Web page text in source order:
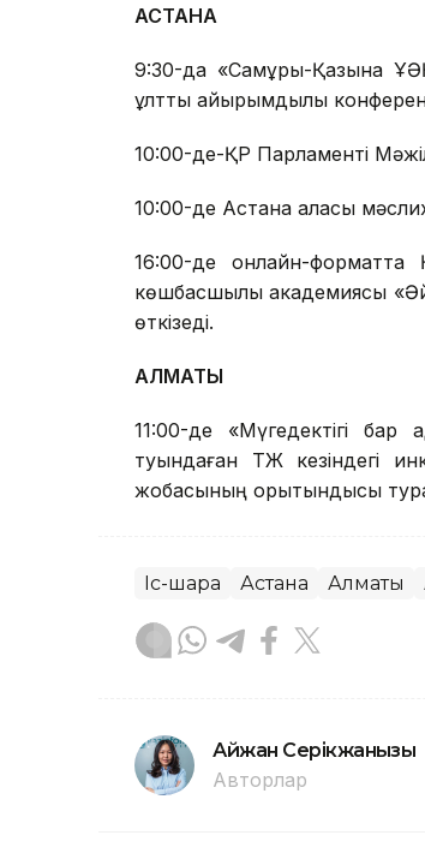
АСТАНА
9:30-да «Самұрық-Қазына
ұлттық қайырымдылық
10:00-де-ҚР Парламенті
10:00-де Астана қаласы
16:00-де онлайн-форматта
көшбасшылық академиясы
өткізеді.
АЛМАТЫ
11:00-де «Мүгедектігі бар
туындаған ТЖ кезіндегі
жобасының қорытындысы
Іс-шара Астана Алматы
Айжан Серікжанқызы
Авторлар